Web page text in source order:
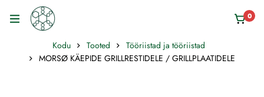
0
Kodu Tooted
Tööriistad ja tööriistad
MORSØ KÄEPIDE GRILLRESTIDELE / GRILLPLAATIDELE